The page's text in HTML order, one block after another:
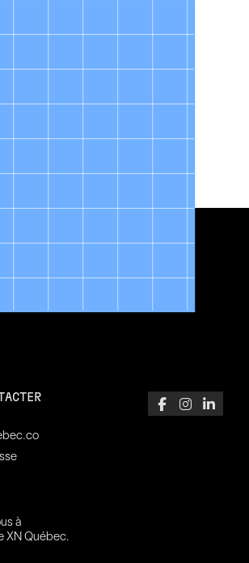
à
XN Québec.